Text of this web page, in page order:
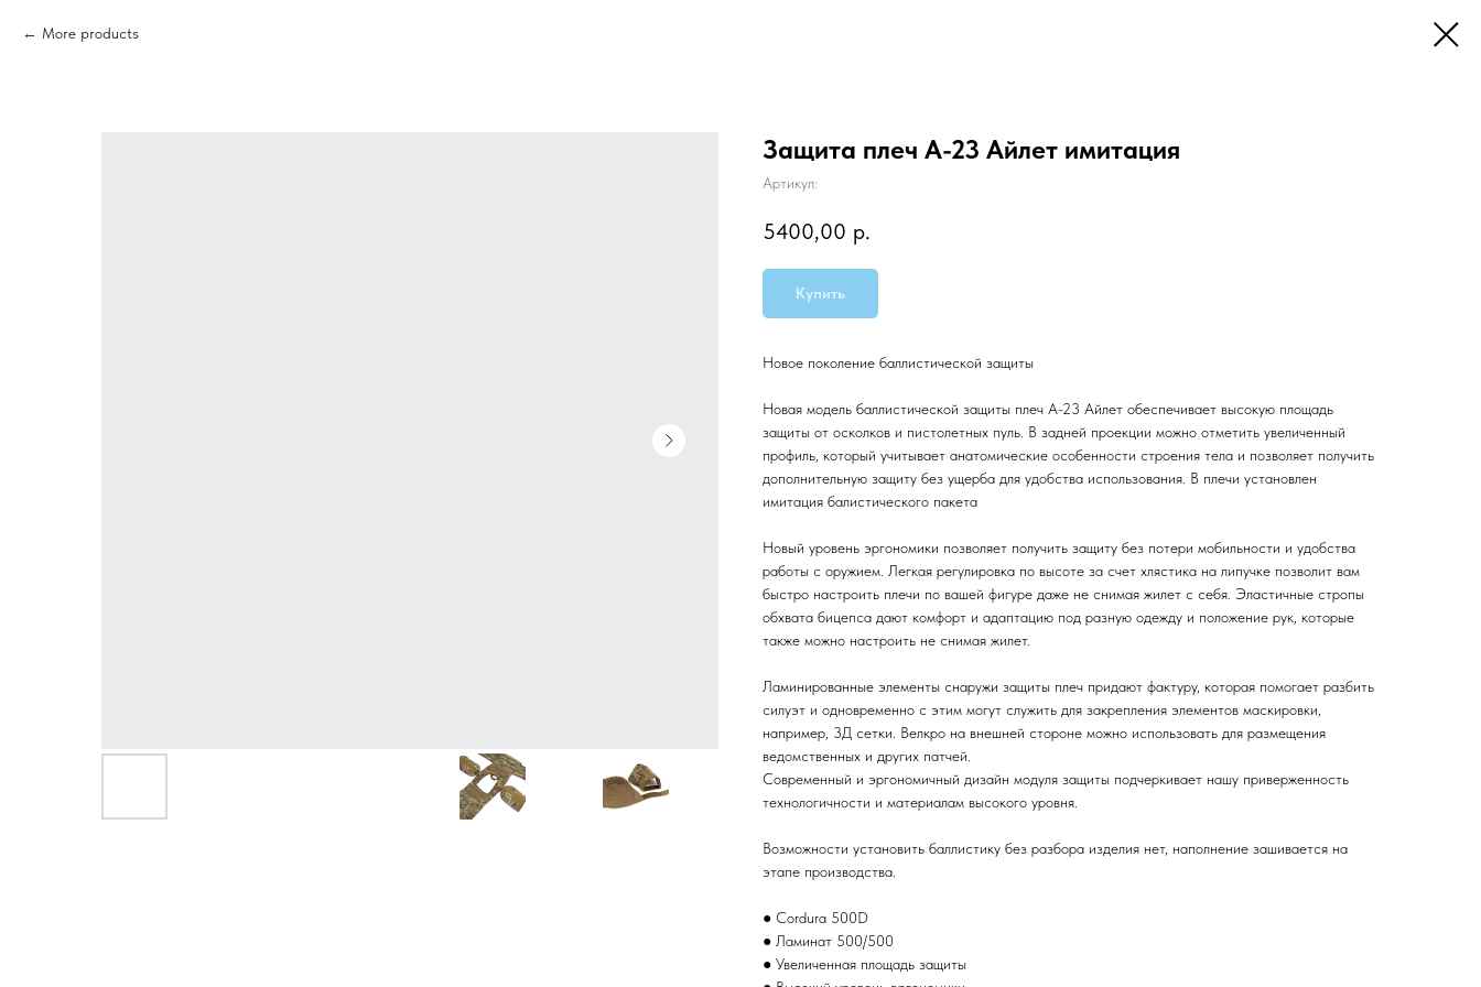
More products
Защита плеч А-23 Айлет имитация
Артикул:
5400,00 р.
Купить
Новое поколение баллистической защиты
Новая модель баллистической защиты плеч А-23 Айлет обеспечивает высокую площадь
защиты от осколков и пистолетных пуль. В задней проекции можно отметить увеличенный
профиль, который учитывает анатомические особенности строения тела и позволяет получить
дополнительную защиту без ущерба для удобства использования. В плечи установлен
имитация балистического пакета
Новый уровень эргономики позволяет получить защиту без потери мобильности и удобства
работы с оружием. Легкая регулировка по высоте за счет хлястика на липучке позволит вам
быстро настроить плечи по вашей фигуре даже не снимая жилет с себя. Эластичные стропы
обхвата бицепса дают комфорт и адаптацию под разную одежду и положение рук, которые
также можно настроить не снимая жилет.
Ламинированные элементы снаружи защиты плеч придают фактуру, которая помогает разбить
силуэт и одновременно с этим могут служить для закрепления элементов маскировки,
например, 3Д сетки. Велкро на внешней стороне можно использовать для размещения
ведомственных и других патчей.
Современный и эргономичный дизайн модуля защиты подчеркивает нашу приверженность
технологичности и материалам высокого уровня.
Возможности установить баллистику без разбора изделия нет, наполнение зашивается на
этапе производства.
● Cordura 500D
● Ламинат 500/500
● Увеличенная площадь защиты